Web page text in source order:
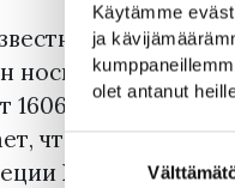
Käytämme
ja
olet antanut
valinta
носит дубину на
1606 года.
что корни
XV века.